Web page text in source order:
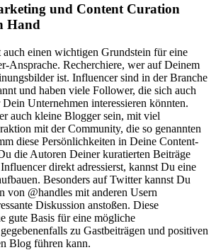
und Content Curation
Hand
einen wichtigen Grundstein für eine
Ansprache. Recherchiere, wer auf Deinem
ist. Influencer sind in der Branche
und haben viele Follower, die sich auch
Unternehmen interessieren könnten.
auch kleine Blogger sein, mit viel
mit der Community, die so genannten
diese Persönlichkeiten in Deine Content-
die Autoren Deiner kuratierten Beiträge
direkt adressierst, kannst Du eine
Besonders auf Twitter kannst Du
von @handles mit anderen Usern
Diskussion anstoßen. Diese
gute Basis für eine mögliche
zu Gastbeiträgen und positiven
Blog führen kann.